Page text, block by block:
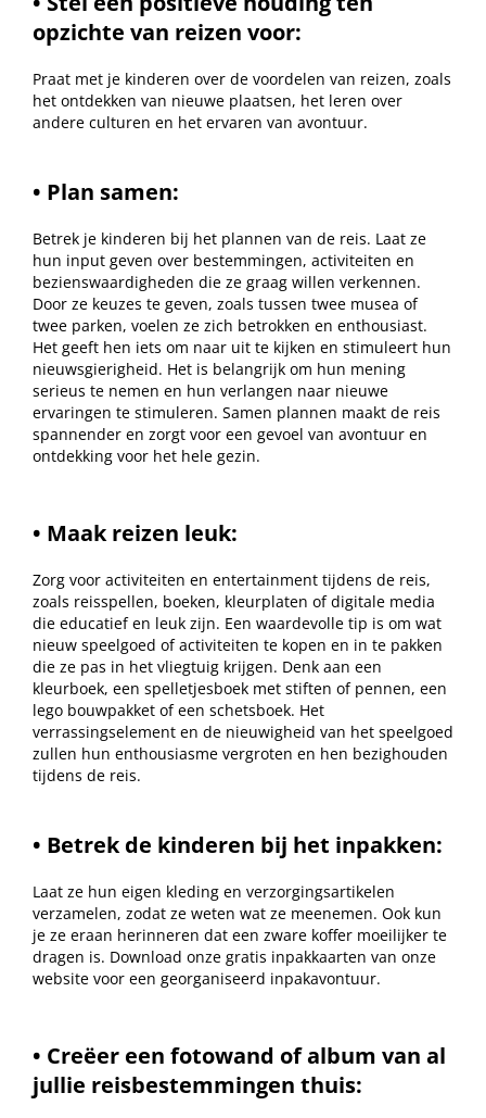
opzichte van reizen voor:
Praat met je kinderen over de voordelen van reizen, zoals
het ontdekken van nieuwe plaatsen, het leren over
andere culturen en het ervaren van avontuur.
• Plan samen:
Betrek je kinderen bij het plannen van de reis. Laat ze
hun input geven over bestemmingen, activiteiten en
bezienswaardigheden die ze graag willen verkennen.
Door ze keuzes te geven, zoals tussen twee musea of
twee parken, voelen ze zich betrokken en enthousiast.
Het geeft hen iets om naar uit te kijken en stimuleert hun
nieuwsgierigheid. Het is belangrijk om hun mening
serieus te nemen en hun verlangen naar nieuwe
ervaringen te stimuleren. Samen plannen maakt de reis
spannender en zorgt voor een gevoel van avontuur en
ontdekking voor het hele gezin.
• Maak reizen leuk:
Zorg voor activiteiten en entertainment tijdens de reis,
zoals reisspellen, boeken, kleurplaten of digitale media
die educatief en leuk zijn. Een waardevolle tip is om wat
nieuw speelgoed of activiteiten te kopen en in te pakken
die ze pas in het vliegtuig krijgen. Denk aan een
kleurboek, een spelletjesboek met stiften of pennen, een
lego bouwpakket of een schetsboek. Het
verrassingselement en de nieuwigheid van het speelgoed
zullen hun enthousiasme vergroten en hen bezighouden
tijdens de reis.
• Betrek de kinderen bij het inpakken:
Laat ze hun eigen kleding en verzorgingsartikelen
verzamelen, zodat ze weten wat ze meenemen. Ook kun
je ze eraan herinneren dat een zware koffer moeilijker te
dragen is. Download onze gratis inpakkaarten van onze
website voor een georganiseerd inpakavontuur.
• Creëer een fotowand of album van al
jullie reisbestemmingen thuis: